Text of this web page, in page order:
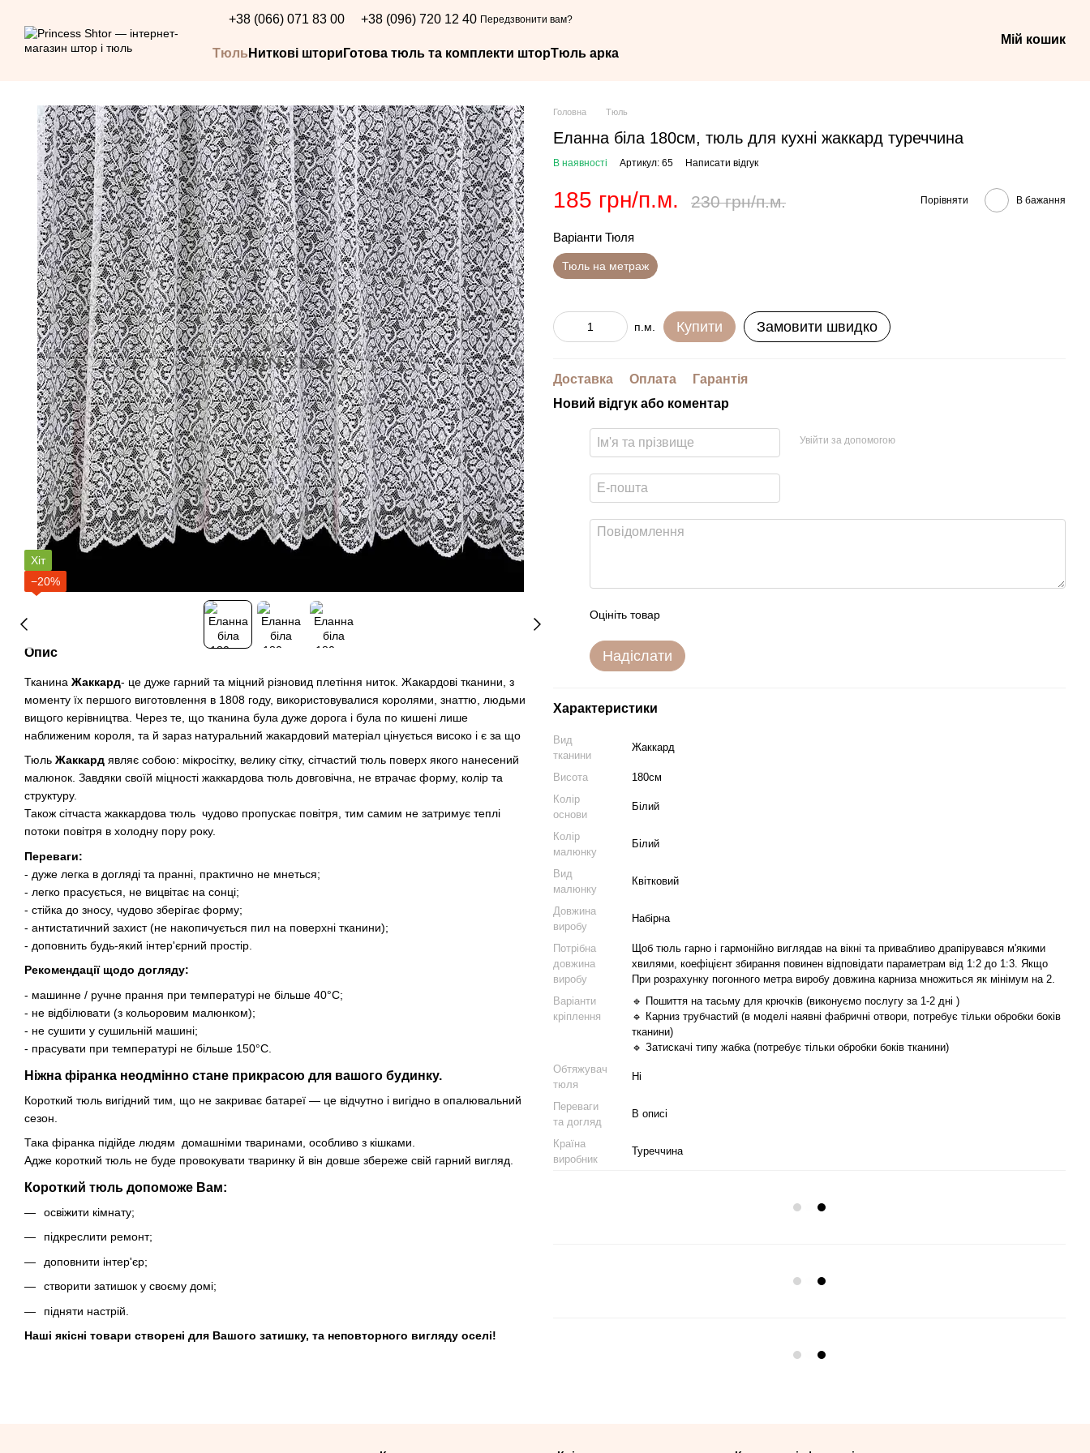
+38 (066) 071 83 00 +38 (096) 720 12 40 Передзвонити вам?
Тюль Ниткові штори Готова тюль та комплекти шторТюль арка
Мій кошик
Хіт
−20%
Опис
Тканина Жаккард- це дуже гарний та міцний різновид плетіння ниток. Жакардові тканини, з
моменту їх першого виготовлення в 1808 году, використовувалися королями, знаттю, людьми
вищого керівництва. Через те, що тканина була дуже дорога і була по кишені лише
наближеним короля, та й зараз натуральний жакардовий матеріал цінується високо і є за що
Тюль Жаккард являє собою: мікросітку, велику сітку, сітчастий тюль поверх якого нанесений
малюнок. Завдяки своїй міцності жаккардова тюль довговічна, не втрачає форму, колір та
структуру.
Також сітчаста жаккардова тюль чудово пропускає повітря, тим самим не затримує теплі
потоки повітря в холодну пору року.
Переваги:
- дуже легка в догляді та пранні, практично не мнеться;
- легко прасується, не вицвітає на сонці;
- стійка до зносу, чудово зберігає форму;
- антистатичний захист (не накопичується пил на поверхні тканини);
- доповнить будь-який інтер'єрний простір.
Рекомендації щодо догляду:
- машинне / ручне прання при температурі не більше 40°C;
- не відбілювати (з кольоровим малюнком);
- не сушити у сушильній машині;
- прасувати при температурі не більше 150°C.
Ніжна фіранка неодмінно стане прикрасою для вашого будинку.
Короткий тюль вигідний тим, що не закриває батареї — це відчутно і вигідно в опалювальний
сезон.
Така фіранка підійде людям домашніми тваринами, особливо з кішками.
Адже короткий тюль не буде провокувати тваринку й він довше збереже свій гарний вигляд.
Короткий тюль допоможе Вам:
освіжити кімнату;
підкреслити ремонт;
доповнити інтер'єр;
створити затишок у своєму домі;
підняти настрій.
Наші якісні товари створені для Вашого затишку, та неповторного вигляду оселі!
Головна Тюль
Еланна біла 180см, тюль для кухні жаккард туреччина
В наявності Артикул: 65 Написати відгук
185 грн/п.м. 230 грн/п.м. Порівняти В бажання
Варіанти Тюля
Тюль на метраж
п.м. Купити Замовити швидко
Доставка Оплата
Гарантія
Новий відгук або коментар
Увійти за допомогою
Оцініть товар
Надіслати
Характеристики
Вид
тканини
Жаккард
Висота
180см
Колір
основи
Білий
Колір
малюнку
Білий
Вид
малюнку
Квітковий
Довжина
виробу
Набірна
Потрібна
довжина
виробу
Щоб тюль гарно і гармонійно виглядав на вікні та привабливо драпірувався м'якими
хвилями, коефіцієнт збирання повинен відповідати параметрам від 1:2 до 1:3. Якщо
При розрахунку погонного метра виробу довжина карниза множиться як мінімум на 2.
Варіанти
кріплення
🔹 Пошиття на тасьму для крючків (виконуємо послугу за 1-2 дні )
🔹 Карниз трубчастий (в моделі наявні фабричні отвори, потребує тільки обробки боків
тканини)
🔹 Затискачі типу жабка (потребує тільки обробки боків тканини)
Обтяжувач
тюля
Ні
Переваги
та догляд
В описі
Країна
виробник
Туреччина